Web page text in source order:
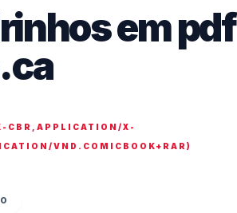
em pdf
X-
VND.COMICBOOK+RAR )